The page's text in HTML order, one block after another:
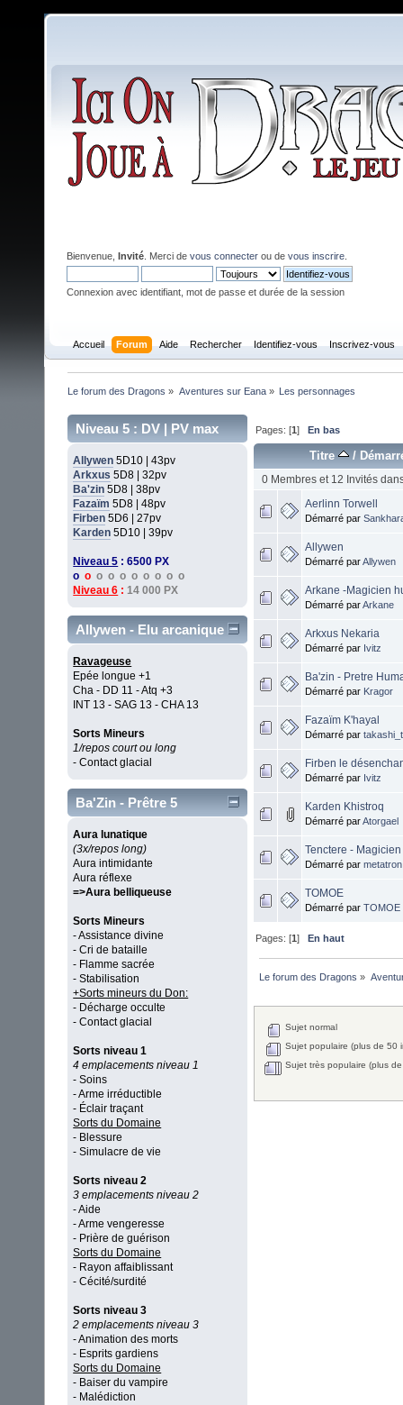
Bienvenue, Invité . Merci de vous connecter ou de vous inscrire
Connexion avec identifiant, mot de passe et durée de la session
Accueil Forum Aide Rechercher Identifiez-vous Inscrivez-vous
Le forum des Dragons » Aventures sur Eana» Les personnages
Niveau 5 : DV | PV max
Allywen 5D10 | 43pv
Arkxus 5D8 | 32pv
Ba'zin 5D8 | 38pv
Fazaïm 5D8 | 48pv
Firben 5D6 | 27pv
Karden 5D10 | 39pv
Niveau 5 : 6500 PX
oo o o o o o o o o
Niveau 6 : 14 000 PX
Allywen - Elu arcanique
Ravageuse
Epée longue +1
Cha - DD 11 - Atq +3
INT 13 - SAG 13 - CHA 13
Sorts Mineurs
1/repos court ou long
- Contact glacial
Ba'Zin - Prêtre 5
Aura lunatique
(3x/repos long)
Aura intimidante
Aura réflexe
=>Aura belliqueuse
Sorts Mineurs
- Assistance divine
- Cri de bataille
- Flamme sacrée
- Stabilisation
+Sorts mineurs du Don:
- Décharge occulte
- Contact glacial
Sorts niveau 1
4 emplacements niveau 1
- Soins
- Arme irréductible
- Éclair traçant
Sorts du Domaine
- Blessure
- Simulacre de vie
Sorts niveau 2
3 emplacements niveau 2
- Aide
- Arme vengeresse
- Prière de guérison
Sorts du Domaine
- Rayon affaiblissant
- Cécité/surdité
Sorts niveau 3
2 emplacements niveau 3
- Animation des morts
- Esprits gardiens
Sorts du Domaine
- Baiser du vampire
- Malédiction
Pages: [1]En bas
Titre /
0 Membres et 12 Invités
Aerlinn Torwell
Démarré par
Allywen
Démarré parAllywen
Arkane -Magicien
Démarré parArkane
Arkxus Nekaria
Démarré par Ivitz
Ba'zin - Pretre
Démarré par Kragor
Fazaïm K'hayal
Démarré par
Firben le
Démarré par Ivitz
Karden Khistroq
Démarré parAtorgael
Tenctere -
Démarré par metatron
TOMOE
Démarré par TOMOE
Pages: [1] En haut
Le forum des Dragons »
Sujet normal
Sujet populaire (plus de 50
Sujet très populaire (plus